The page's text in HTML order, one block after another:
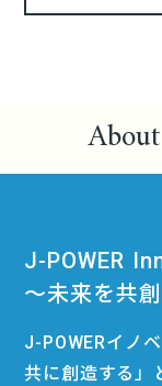
J-POWER
〜未来を共
J-POWERイノ
共に創造する」